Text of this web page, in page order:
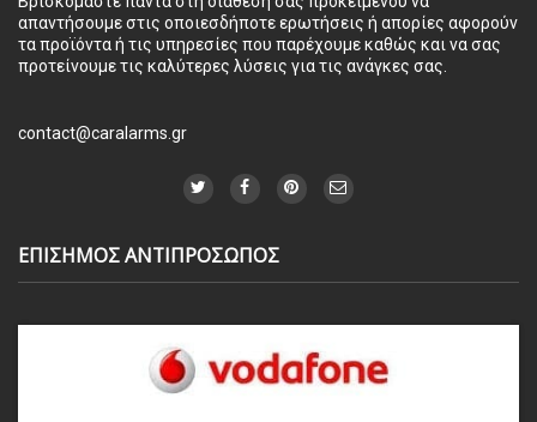
απαντήσουμε στις οποιεσδήποτε ερωτήσεις ή απορίες αφορούν
τα προϊόντα ή τις υπηρεσίες που παρέχουμε καθώς και να σας
προτείνουμε τις καλύτερες λύσεις για τις ανάγκες σας.
contact@caralarms.gr
ΕΠΙΣΗΜΟΣ ΑΝΤΙΠΡΟΣΩΠΟΣ